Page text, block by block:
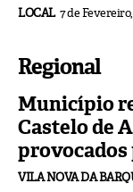
LOCAL 7 de Fevereiro,
Regional
Município
Castelo de
VILA NOVA DA